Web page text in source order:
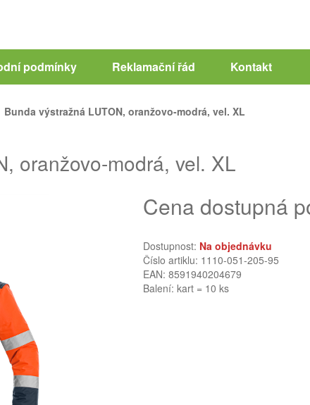
podmínky Reklamační řád Kontakt
Bunda výstražná LUTON, oranžovo-modrá, vel. XL
oranžovo-modrá, vel. XL
Cena dostupná
Dostupnost: Na objednávku
Číslo artiklu: 1110-051-205-95
EAN: 8591940204679
Balení: kart = 10 ks